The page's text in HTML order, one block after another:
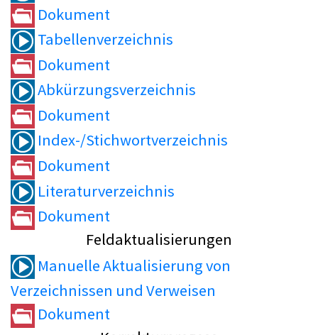
Dokument
Tabellenverzeichnis
Dokument
Abkürzungsverzeichnis
Dokument
Index-/Stichwortverzeichnis
Dokument
Literaturverzeichnis
Dokument
Feldaktualisierungen
Manuelle Aktualisierung von
Verzeichnissen und Verweisen
Dokument